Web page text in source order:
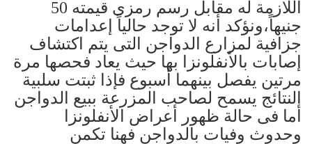
اللازمة له مقابل رسم رمزى قيمته 50
جنيهاً،ونؤكد أنه لا توجد حالياً إعدامات
جزافية لمزارع الدواجن التى يتم اكتشاف
إصابات بالأنفلونزا بها حيث يعاد فحصها مرة
مرتين يفصل بينهما أسبوع فإذا ثبتت سلبية
النتائج يسمح لصاحب المزرعة ببيع الدواجن
أما فى حالة ظهور أعراض الأنفلونزا
وحدوث وفيات بالدواجن فهنا تكمن